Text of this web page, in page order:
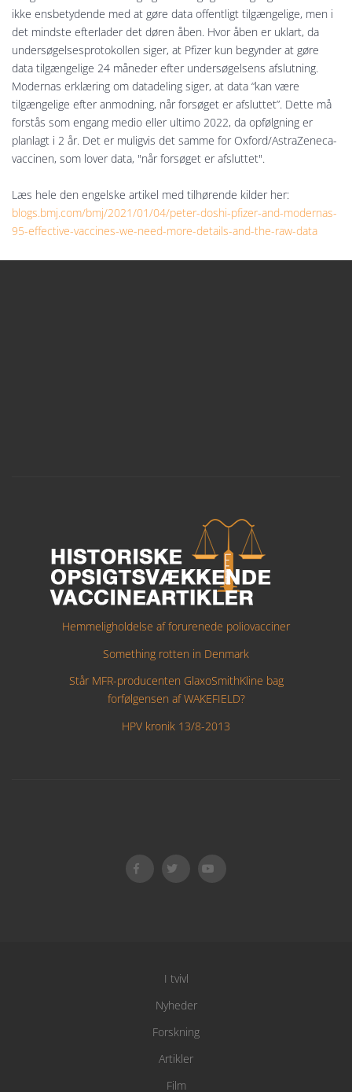
ikke ensbetydende med at gøre data offentligt tilgængelige, men i
det mindste efterlader det døren åben. Hvor åben er uklart, da
undersøgelsesprotokollen siger, at Pfizer kun begynder at gøre
data tilgængelige 24 måneder efter undersøgelsens afslutning.
Modernas erklæring om datadeling siger, at data “kan være
tilgængelige efter anmodning, når forsøget er afsluttet”. Dette må
forstås som engang medio eller ultimo ​​2022, da opfølgning er
planlagt i 2 år. Det er muligvis det samme for Oxford/AstraZeneca-
vaccinen, som lover data, "når forsøget er afsluttet".
Læs hele den engelske artikel med tilhørende kilder her:
blogs.bmj.com/bmj/2021/01/04/peter-doshi-pfizer-and-modernas-
95-effective-vaccines-we-need-more-details-and-the-raw-data
Hemmeligholdelse af forurenede poliovacciner
Something rotten in Denmark
Står MFR-producenten GlaxoSmithKline bag
forfølgensen af WAKEFIELD?
HPV kronik 13/8-2013
I tvivl
Nyheder
Forskning
Artikler
Film